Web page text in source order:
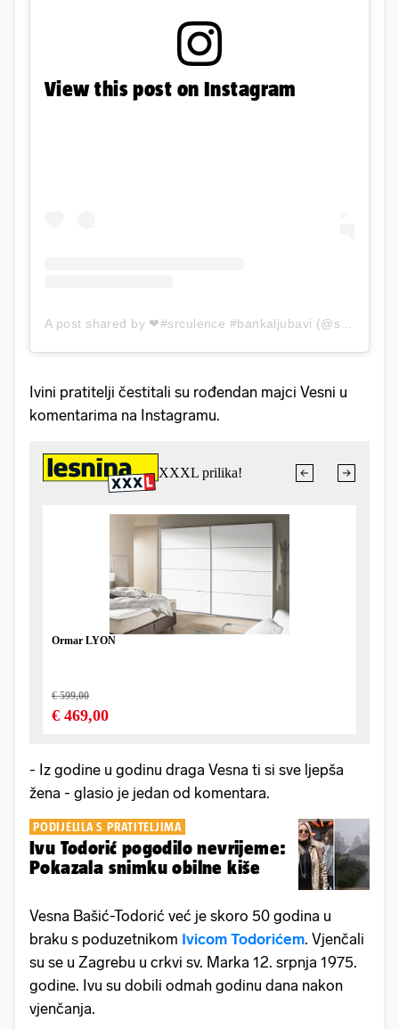
View this post on Instagram
Ivini pratitelji čestitali su rođendan majci Vesni u
komentarima na Instagramu.
- Iz godine u godinu draga Vesna ti si sve ljepša
žena - glasio je jedan od komentara.
PODIJELILA S PRATITELJIMA
Ivu Todorić pogodilo nevrijeme:
Pokazala snimku obilne kiše
Vesna Bašić-Todorić već je skoro 50 godina u
braku s poduzetnikom Ivicom Todorićem. Vjenčali
su se u Zagrebu u crkvi sv. Marka 12. srpnja 1975.
godine. Ivu su dobili odmah godinu dana nakon
vjenčanja.